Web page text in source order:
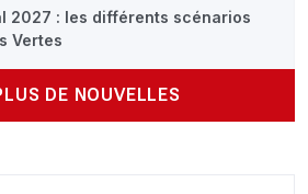
2027 : les différents scénarios
Vertes
DE NOUVELLES